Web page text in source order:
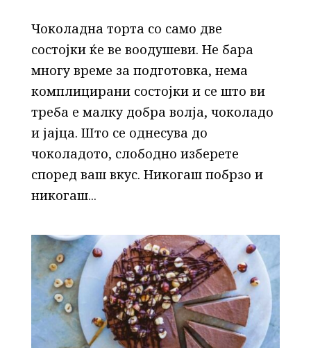
Чоколадна торта со само две
состојки ќе ве воодушеви. Не бара
многу време за подготовка, нема
комплицирани состојки и се што ви
треба е малку добра волја, чоколадо
и јајца. Што се однесува до
чоколадото, слободно изберете
според ваш вкус. Никогаш побрзо и
никогаш...